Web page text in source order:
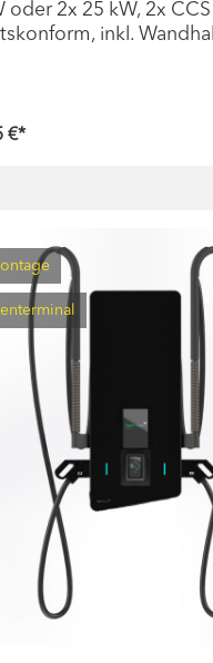
oder 2x 25 kW, 2x
inkl.
€*